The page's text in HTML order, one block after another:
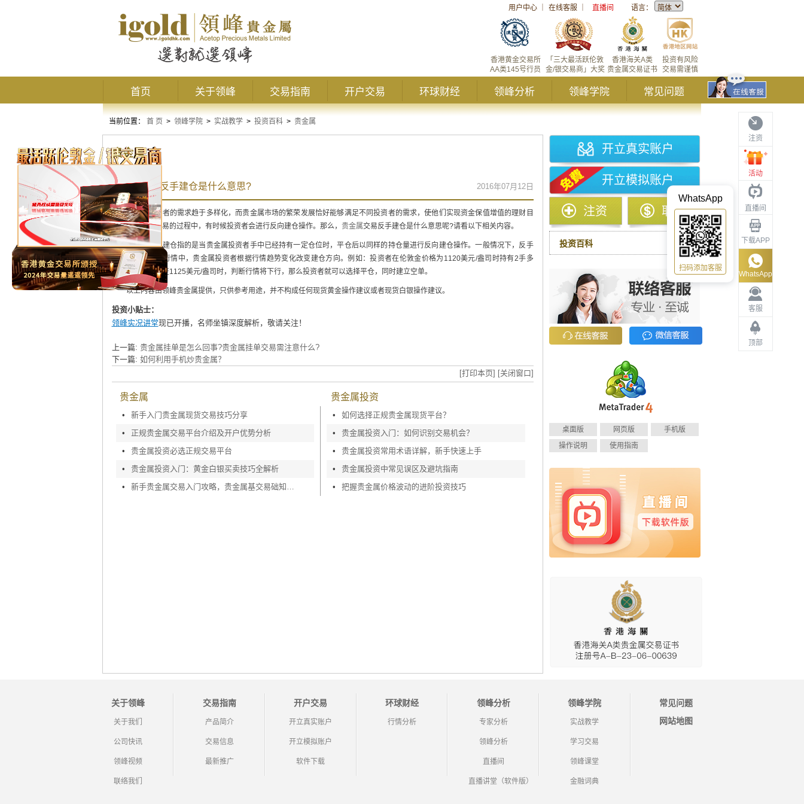
用户中心 在线客服 直播间 语言：
投资有风险
交易需谨慎
香港海关A类
贵金属交易证书
「三大最活跃伦敦
金/银交易商」大奖
香港黄金交易所
AA类145号行员
首页 关于领峰 交易指南 开户交易 环球财经 领峰分析 领峰学院 常见问题
注资
活动
直播间
下载APP
客服
顶部
WhatsApp
WhatsApp
扫码添加客服
当前位置： 首 页 > 领峰学院 > 实战教学 > 投资百科 > 贵金属
贵金属
贵金属交易反手建仓是什么意思? 2016年07月12日
如今，投资者的需求趋于多样化，而贵金属市场的繁荣发展恰好能够满足不同投资者的需求，使他们实现资金保值增值的理财目
标。不过，在交易的过程中，有时候投资者会进行反向建仓操作。那么， 贵金属交易反手建仓是什么意思呢?请看以下相关内容。
贵金属反手建仓指的是当贵金属投资者手中已经持有一定仓位时，平仓后以同样的持仓量进行反向建仓操作。一般情况下，反手
建仓发生在逆转行情中，贵金属投资者根据行情趋势变化改变建仓方向。例如：投资者在伦敦金价格为1120美元/盎司时持有2手多
单，当金价上涨至1125美元/盎司时，判断行情将下行，那么投资者就可以选择平仓，同时建立空单。
以上内容由领峰贵金属提供，只供参考用途，并不构成任何现货黄金操作建议或者现货白银操作建议。
投资小贴士：
领峰实况讲堂现已开播，名师坐镇深度解析，敬请关注！
上一篇: 贵金属挂单是怎么回事?贵金属挂单交易需注意什么?
下一篇: 如何利用手机炒贵金属？
[打印本页] [关闭窗口]
贵金属
•
新手入门贵金属现货交易技巧分享
•
正规贵金属交易平台介绍及开户优势分析
•
贵金属投资必选正规交易平台
•
贵金属投资入门：黄金白银买卖技巧全解析
•
新手贵金属交易入门攻略，贵金属基交易础知识深度剖析
贵金属投资
•
如何选择正规贵金属现货平台？
•
贵金属投资入门：如何识别交易机会？
•
贵金属投资常用术语详解，新手快速上手
•
贵金属投资中常见误区及避坑指南
•
把握贵金属价格波动的进阶投资技巧
开立真实账户
开立模拟账户
注资 取款
投资百科
桌面版 网页版
手机版
操作说明
使用指南
关于领峰
关于我们
公司快讯
领峰视频
联络我们
交易指南
产品简介
交易信息
最新推广
开户交易
开立真实账户
开立模拟账户
软件下载
环球财经
行情分析
领峰分析
专家分析
领峰分析
直播间
直播讲堂（软件版）
领峰学院
实战教学
学习交易
领峰课堂
金融词典
常见问题
网站地图